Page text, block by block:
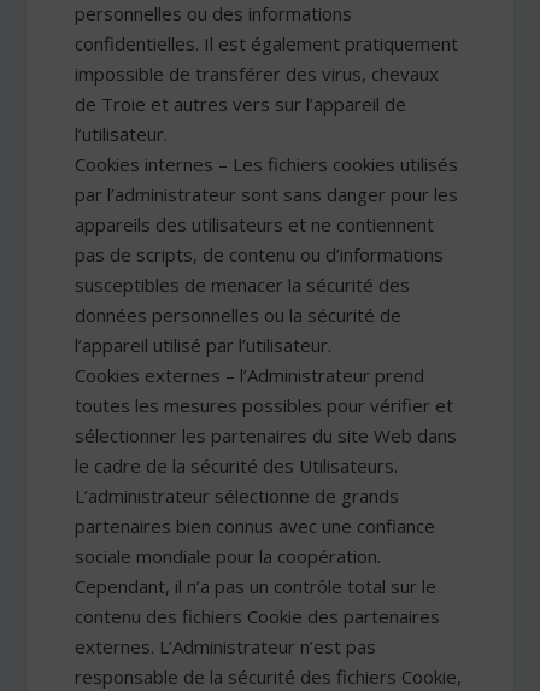
personnelles ou des informations
confidentielles. Il est également pratiquement
impossible de transférer des virus, chevaux
de Troie et autres vers sur l’appareil de
l’utilisateur.
Cookies internes – Les fichiers cookies utilisés
par l’administrateur sont sans danger pour les
appareils des utilisateurs et ne contiennent
pas de scripts, de contenu ou d’informations
susceptibles de menacer la sécurité des
données personnelles ou la sécurité de
l’appareil utilisé par l’utilisateur.
Cookies externes – l’Administrateur prend
toutes les mesures possibles pour vérifier et
sélectionner les partenaires du site Web dans
le cadre de la sécurité des Utilisateurs.
L’administrateur sélectionne de grands
partenaires bien connus avec une confiance
sociale mondiale pour la coopération.
Cependant, il n’a pas un contrôle total sur le
contenu des fichiers Cookie des partenaires
externes. L’Administrateur n’est pas
responsable de la sécurité des fichiers Cookie,